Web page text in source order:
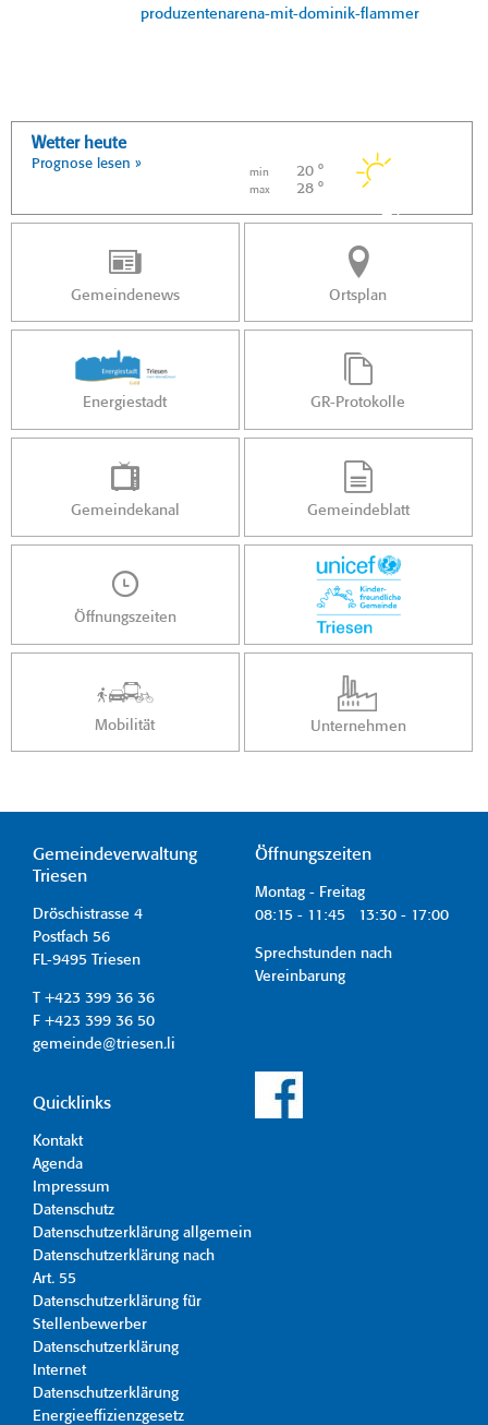
produzentenarena-mit-dominik-flammer
Wetter heute
Prognose lesen »
min 20 °
max 28 °
Gemeindenews Ortsplan
Energiestadt GR-Protokolle
Gemeindekanal Gemeindeblatt
Öffnungszeiten
Mobilität Unternehmen
Gemeindeverwaltung
Triesen
Dröschistrasse 4
Postfach 56
FL-9495 Triesen
T +423 399 36 36
F +423 399 36 50
gemeinde@triesen.li
Öffnungszeiten
Montag - Freitag
08:15 - 11:45 13:30 - 17:00
Sprechstunden nach
Vereinbarung
Quicklinks
Kontakt
Agenda
Impressum
Datenschutz
Datenschutzerklärung allgemein
Datenschutzerklärung nach
Art. 55
Datenschutzerklärung für
Stellenbewerber
Datenschutzerklärung
Internet
Datenschutzerklärung
Energieeffizienzgesetz